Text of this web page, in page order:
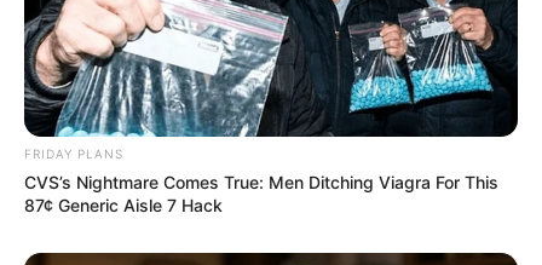
FRIDAY PLANS
CVS’s Nightmare Comes True: Men Ditching Viagra For This
87¢ Generic Aisle 7 Hack